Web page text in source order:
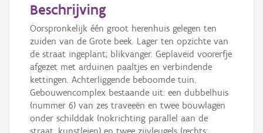
Beschrijving
Oorspronkelijk één groot herenhuis gelegen ten
zuiden van de Grote beek. Lager ten opzichte van
de straat ingeplant; blikvanger. Geplaveid voorerfje
afgezet met arduinen paaltjes en verbindende
kettingen. Achterliggende beboomde tuin.
Gebouwencomplex bestaande uit: een dubbelhuis
(nummer 6) van zes traveeën en twee bouwlagen
onder schilddak (nokrichting parallel aan de